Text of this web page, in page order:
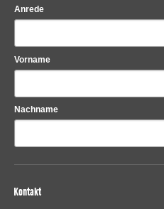
Anrede
Vorname
Nachname
Kontakt